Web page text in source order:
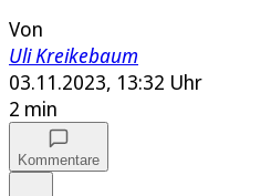
Von
Uli Kreikebaum
03.11.2023, 13:32 Uhr
2 min
Kommentare